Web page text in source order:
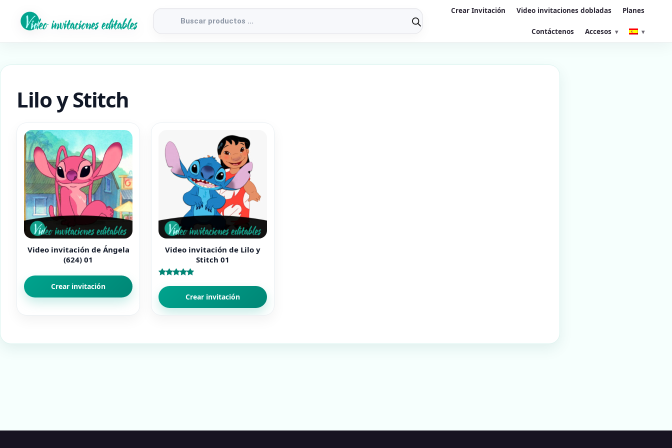
Búsqueda
productos
Crear Invitación Video invitaciones dobladas Planes
Contáctenos Accesos
Lilo y Stitch
Video invitación de Ángela
(624) 01
Crear invitación
Video invitación de Lilo y
Stitch 01
con
4.80
de 5
Crear invitación